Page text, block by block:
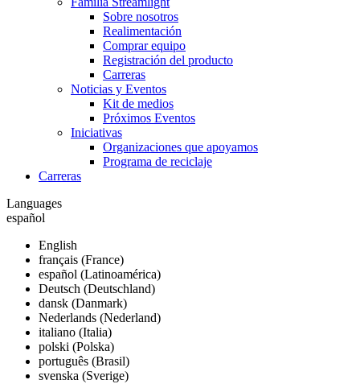
Sobre nosotros
Realimentación
Comprar equipo
Registración del producto
Carreras
Noticias y Eventos
Kit de medios
Próximos Eventos
Iniciativas
Organizaciones que apoyamos
Programa de reciclaje
Carreras
Languages
español
English
français (France)
español (Latinoamérica)
Deutsch (Deutschland)
dansk (Danmark)
Nederlands (Nederland)
italiano (Italia)
polski (Polska)
português (Brasil)
svenska (Sverige)